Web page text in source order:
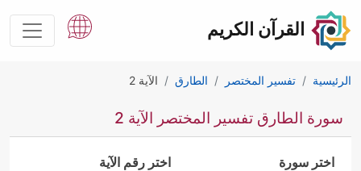
القرآن الكريم
الرئيسية تفسير المختصر الطارق الآية 2
سورة الطارق تفسير المختصر الآية 2
اختر سورة اختر رقم الآية